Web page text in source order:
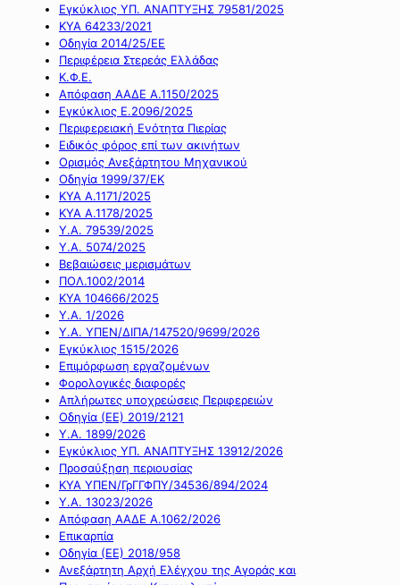
Εγκύκλιος ΥΠ. ΑΝΑΠΤΥΞΗΣ 79581/2025
ΚΥΑ 64233/2021
Οδηγία 2014/25/ΕΕ
Περιφέρεια Στερεάς Ελλάδας
Κ.Φ.Ε.
Απόφαση ΑΑΔΕ Α.1150/2025
Εγκύκλιος Ε.2096/2025
Περιφερειακή Ενότητα Πιερίας
Ειδικός φόρος επί των ακινήτων
Ορισμός Ανεξάρτητου Μηχανικού
Οδηγία 1999/37/ΕΚ
ΚΥΑ Α.1171/2025
ΚΥΑ Α.1178/2025
Υ.Α. 79539/2025
Υ.Α. 5074/2025
Βεβαιώσεις μερισμάτων
ΠΟΛ.1002/2014
ΚΥΑ 104666/2025
Υ.Α. 1/2026
Υ.Α. ΥΠΕΝ/ΔΙΠΑ/147520/9699/2026
Εγκύκλιος 1515/2026
Επιμόρφωση εργαζομένων
Φορολογικές διαφορές
Απλήρωτες υποχρεώσεις Περιφερειών
Οδηγία (ΕΕ) 2019/2121
Υ.Α. 1899/2026
Εγκύκλιος ΥΠ. ΑΝΑΠΤΥΞΗΣ 13912/2026
Προσαύξηση περιουσίας
ΚΥΑ ΥΠΕΝ/ΓρΓΓΦΠΥ/34536/894/2024
Υ.Α. 13023/2026
Απόφαση ΑΑΔΕ Α.1062/2026
Επικαρπία
Οδηγία (ΕΕ) 2018/958
Ανεξάρτητη Αρχή Ελέγχου της Αγοράς και